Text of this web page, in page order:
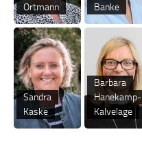
Ortmann
Sandra
Kaske
Banke
Barbara
Hanekamp-
Kalvelage